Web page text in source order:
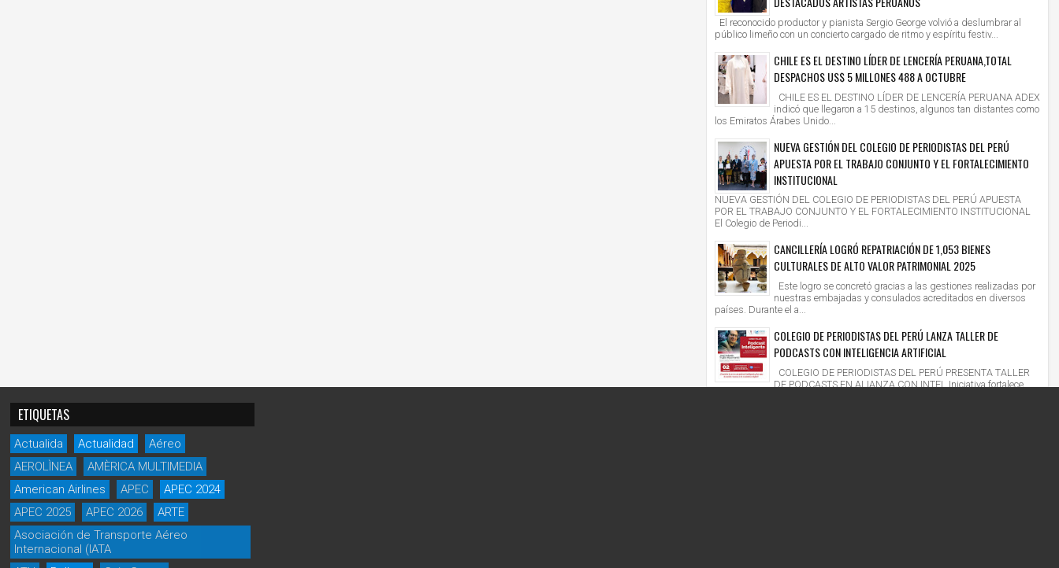
El reconocido productor y pianista Sergio George volvió a deslumbrar al
público limeño con un concierto cargado de ritmo y espíritu festiv...
CHILE ES EL DESTINO LÍDER DE LENCERÍA PERUANA,TOTAL
DESPACHOS US$ 5 MILLONES 488 A OCTUBRE
CHILE ES EL DESTINO LÍDER DE LENCERÍA PERUANA ADEX
indicó que llegaron a 15 destinos, algunos tan distantes como
los Emiratos Árabes Unido...
NUEVA GESTIÓN DEL COLEGIO DE PERIODISTAS DEL PERÚ
APUESTA POR EL TRABAJO CONJUNTO Y EL FORTALECIMIENTO
INSTITUCIONAL
NUEVA GESTIÓN DEL COLEGIO DE PERIODISTAS DEL PERÚ APUESTA
POR EL TRABAJO CONJUNTO Y EL FORTALECIMIENTO INSTITUCIONAL
El Colegio de Periodi...
CANCILLERÍA LOGRÓ REPATRIACIÓN DE 1,053 BIENES
CULTURALES DE ALTO VALOR PATRIMONIAL 2025
Este logro se concretó gracias a las gestiones realizadas por
nuestras embajadas y consulados acreditados en diversos
países. Durante el a...
COLEGIO DE PERIODISTAS DEL PERÚ LANZA TALLER DE
PODCASTS CON INTELIGENCIA ARTIFICIAL
COLEGIO DE PERIODISTAS DEL PERÚ PRESENTA TALLER
DE PODCASTS EN ALIANZA CON INTEL Iniciativa fortalece
ETIQUETAS
Actualida Actualidad
Aéreo
AEROLÌNEA
AMÈRICA MULTIMEDIA
American Airlines
APEC
APEC 2024
APEC 2025
APEC 2026
ARTE
Asociación de Transporte Aéreo
Internacional (IATA